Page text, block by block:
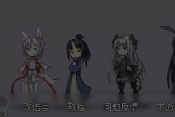
件
改语言 教程 问题反馈 求